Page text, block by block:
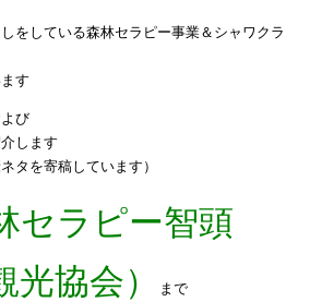
をしている森林セラピー事業＆シャワクラ
す
び
します
タを寄稿しています）
セラピー智頭
光協会）
まで